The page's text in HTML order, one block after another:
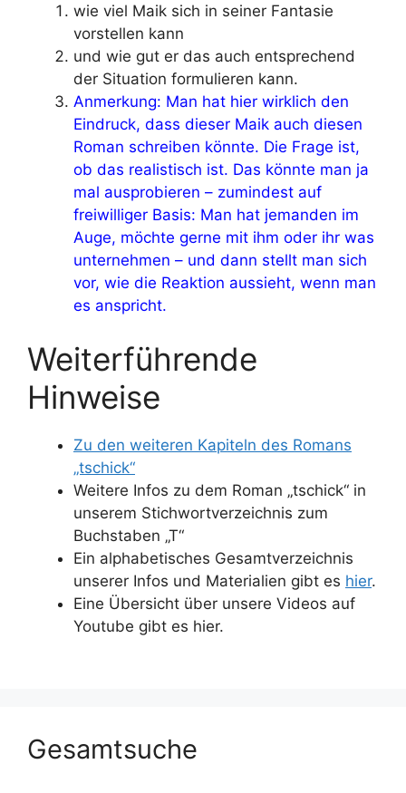
wie viel Maik sich in seiner Fantasie
vorstellen kann
und wie gut er das auch entsprechend
der Situation formulieren kann.
Anmerkung: Man hat hier wirklich den
Eindruck, dass dieser Maik auch diesen
Roman schreiben könnte. Die Frage ist,
ob das realistisch ist. Das könnte man ja
mal ausprobieren – zumindest auf
freiwilliger Basis: Man hat jemanden im
Auge, möchte gerne mit ihm oder ihr was
unternehmen – und dann stellt man sich
vor, wie die Reaktion aussieht, wenn man
es anspricht.
Weiterführende
Hinweise
Zu den weiteren Kapiteln des Romans
„tschick“
Weitere Infos zu dem Roman „tschick“ in
unserem Stichwortverzeichnis zum
Buchstaben „T“
Ein alphabetisches Gesamtverzeichnis
unserer Infos und Materialien gibt es hier.
Eine Übersicht über unsere Videos auf
Youtube gibt es hier.
Gesamtsuche